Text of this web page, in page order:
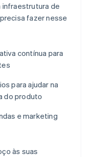
infraestrutura de
fazer nesse
contínua para
para ajudar na
do produto
e marketing
às suas